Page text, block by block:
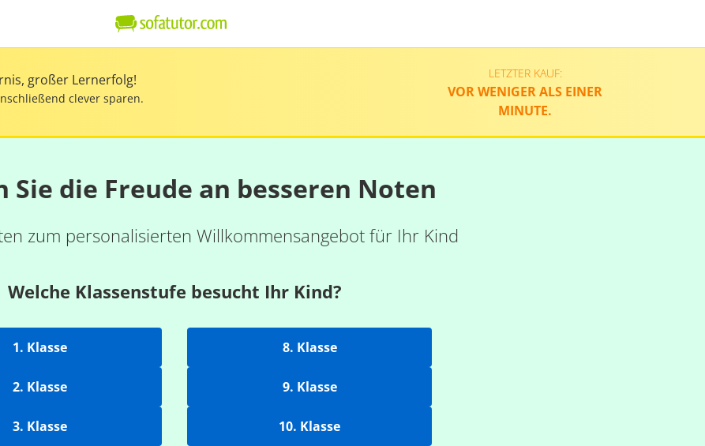
großer Lernerfolg!
clever sparen.
LETZTER KAUF:
VOR WENIGER ALS EINER
MINUTE.
Sie die Freude an besseren Noten
zum personalisierten Willkommensangebot für Ihr Kind
Welche Klassenstufe besucht Ihr Kind?
1. Klasse
2. Klasse
3. Klasse
8. Klasse
9. Klasse
10. Klasse